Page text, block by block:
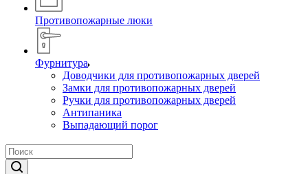
Противопожарные люки
Фурнитура
Доводчики для противопожарных дверей
Замки для противопожарных дверей
Ручки для противопожарных дверей
Антипаника
Выпадающий порог